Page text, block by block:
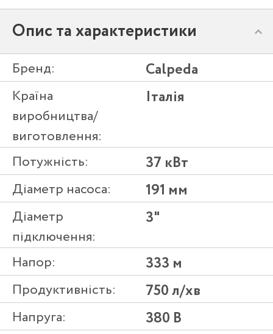
Опис та характеристики
Бренд: Calpeda
Країна
виробництва/
виготовлення:
Італія
Потужність: 37 кВт
Діаметр насоса: 191 мм
Діаметр
підключення:
3"
Напор: 333 м
Продуктивність: 750 л/хв
Напруга: 380 В